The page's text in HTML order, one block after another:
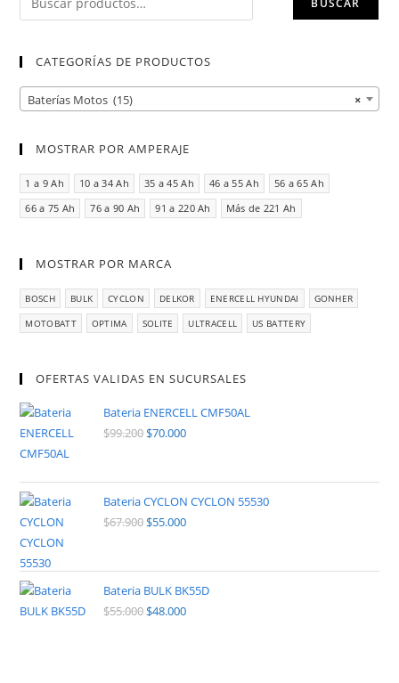
BUSCAR
CATEGORÍAS DE PRODUCTOS
×
Baterías Motos (15)
MOSTRAR POR AMPERAJE
1 a 9 Ah 10 a 34 Ah 35 a 45 Ah 46 a 55 Ah
56 a 65 Ah
66 a 75 Ah
76 a 90 Ah 91 a 220 Ah Más de 221 Ah
MOSTRAR POR MARCA
BOSCH BULK CYCLON DELKOR ENERCELL HYUNDAI
GONHER
MOTOBATT
OPTIMA SOLITE ULTRACELL US BATTERY
OFERTAS VALIDAS EN SUCURSALES
Bateria ENERCELL CMF50AL
$99.200 $70.000
Bateria CYCLON CYCLON 55530
$67.900 $55.000
Bateria BULK BK55D
$55.000 $48.000